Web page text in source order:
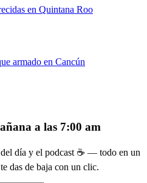
en Quintana Roo
armado en Cancún
a las 7:00 am
día y el podcast ☕ — todo en un
das de baja con un clic.